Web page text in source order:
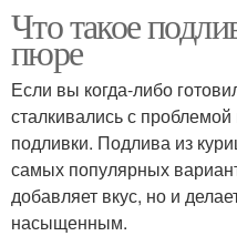
Что такое
пюре
Если вы когда-либо
сталкивались с
подливки. Подлива из
самых популярных
добавляет вкус, но и
насыщенным.